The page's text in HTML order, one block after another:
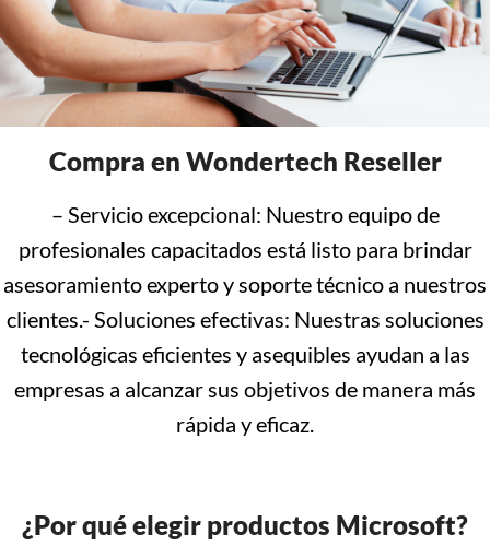
Compra en Wondertech Reseller
– Servicio excepcional: Nuestro equipo de
profesionales capacitados está listo para brindar
asesoramiento experto y soporte técnico a nuestros
clientes.- Soluciones efectivas: Nuestras soluciones
tecnológicas eficientes y asequibles ayudan a las
empresas a alcanzar sus objetivos de manera más
rápida y eficaz.
¿Por qué elegir productos Microsoft?